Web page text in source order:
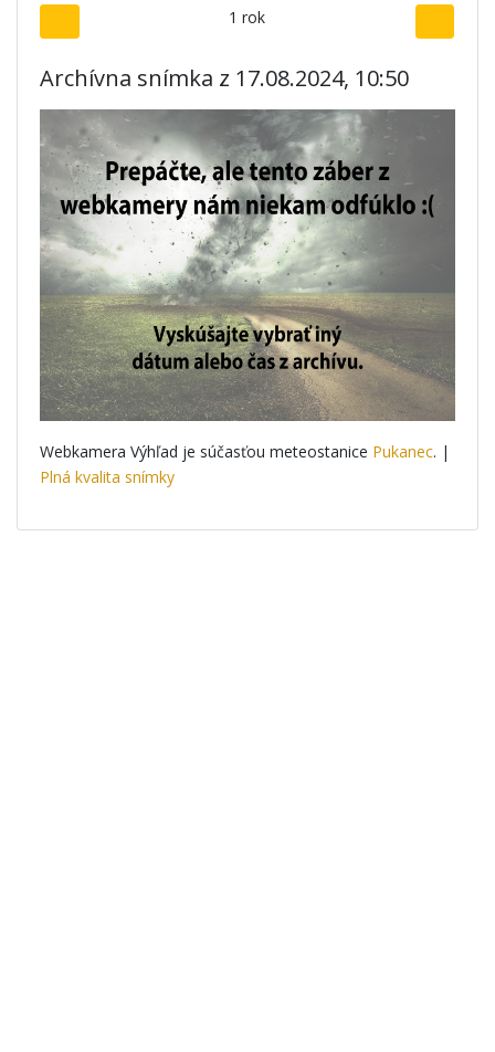
1 rok
Archívna snímka z 17.08.2024, 10:50
Webkamera Výhľad je súčasťou meteostanice Pukanec. |
Plná kvalita snímky